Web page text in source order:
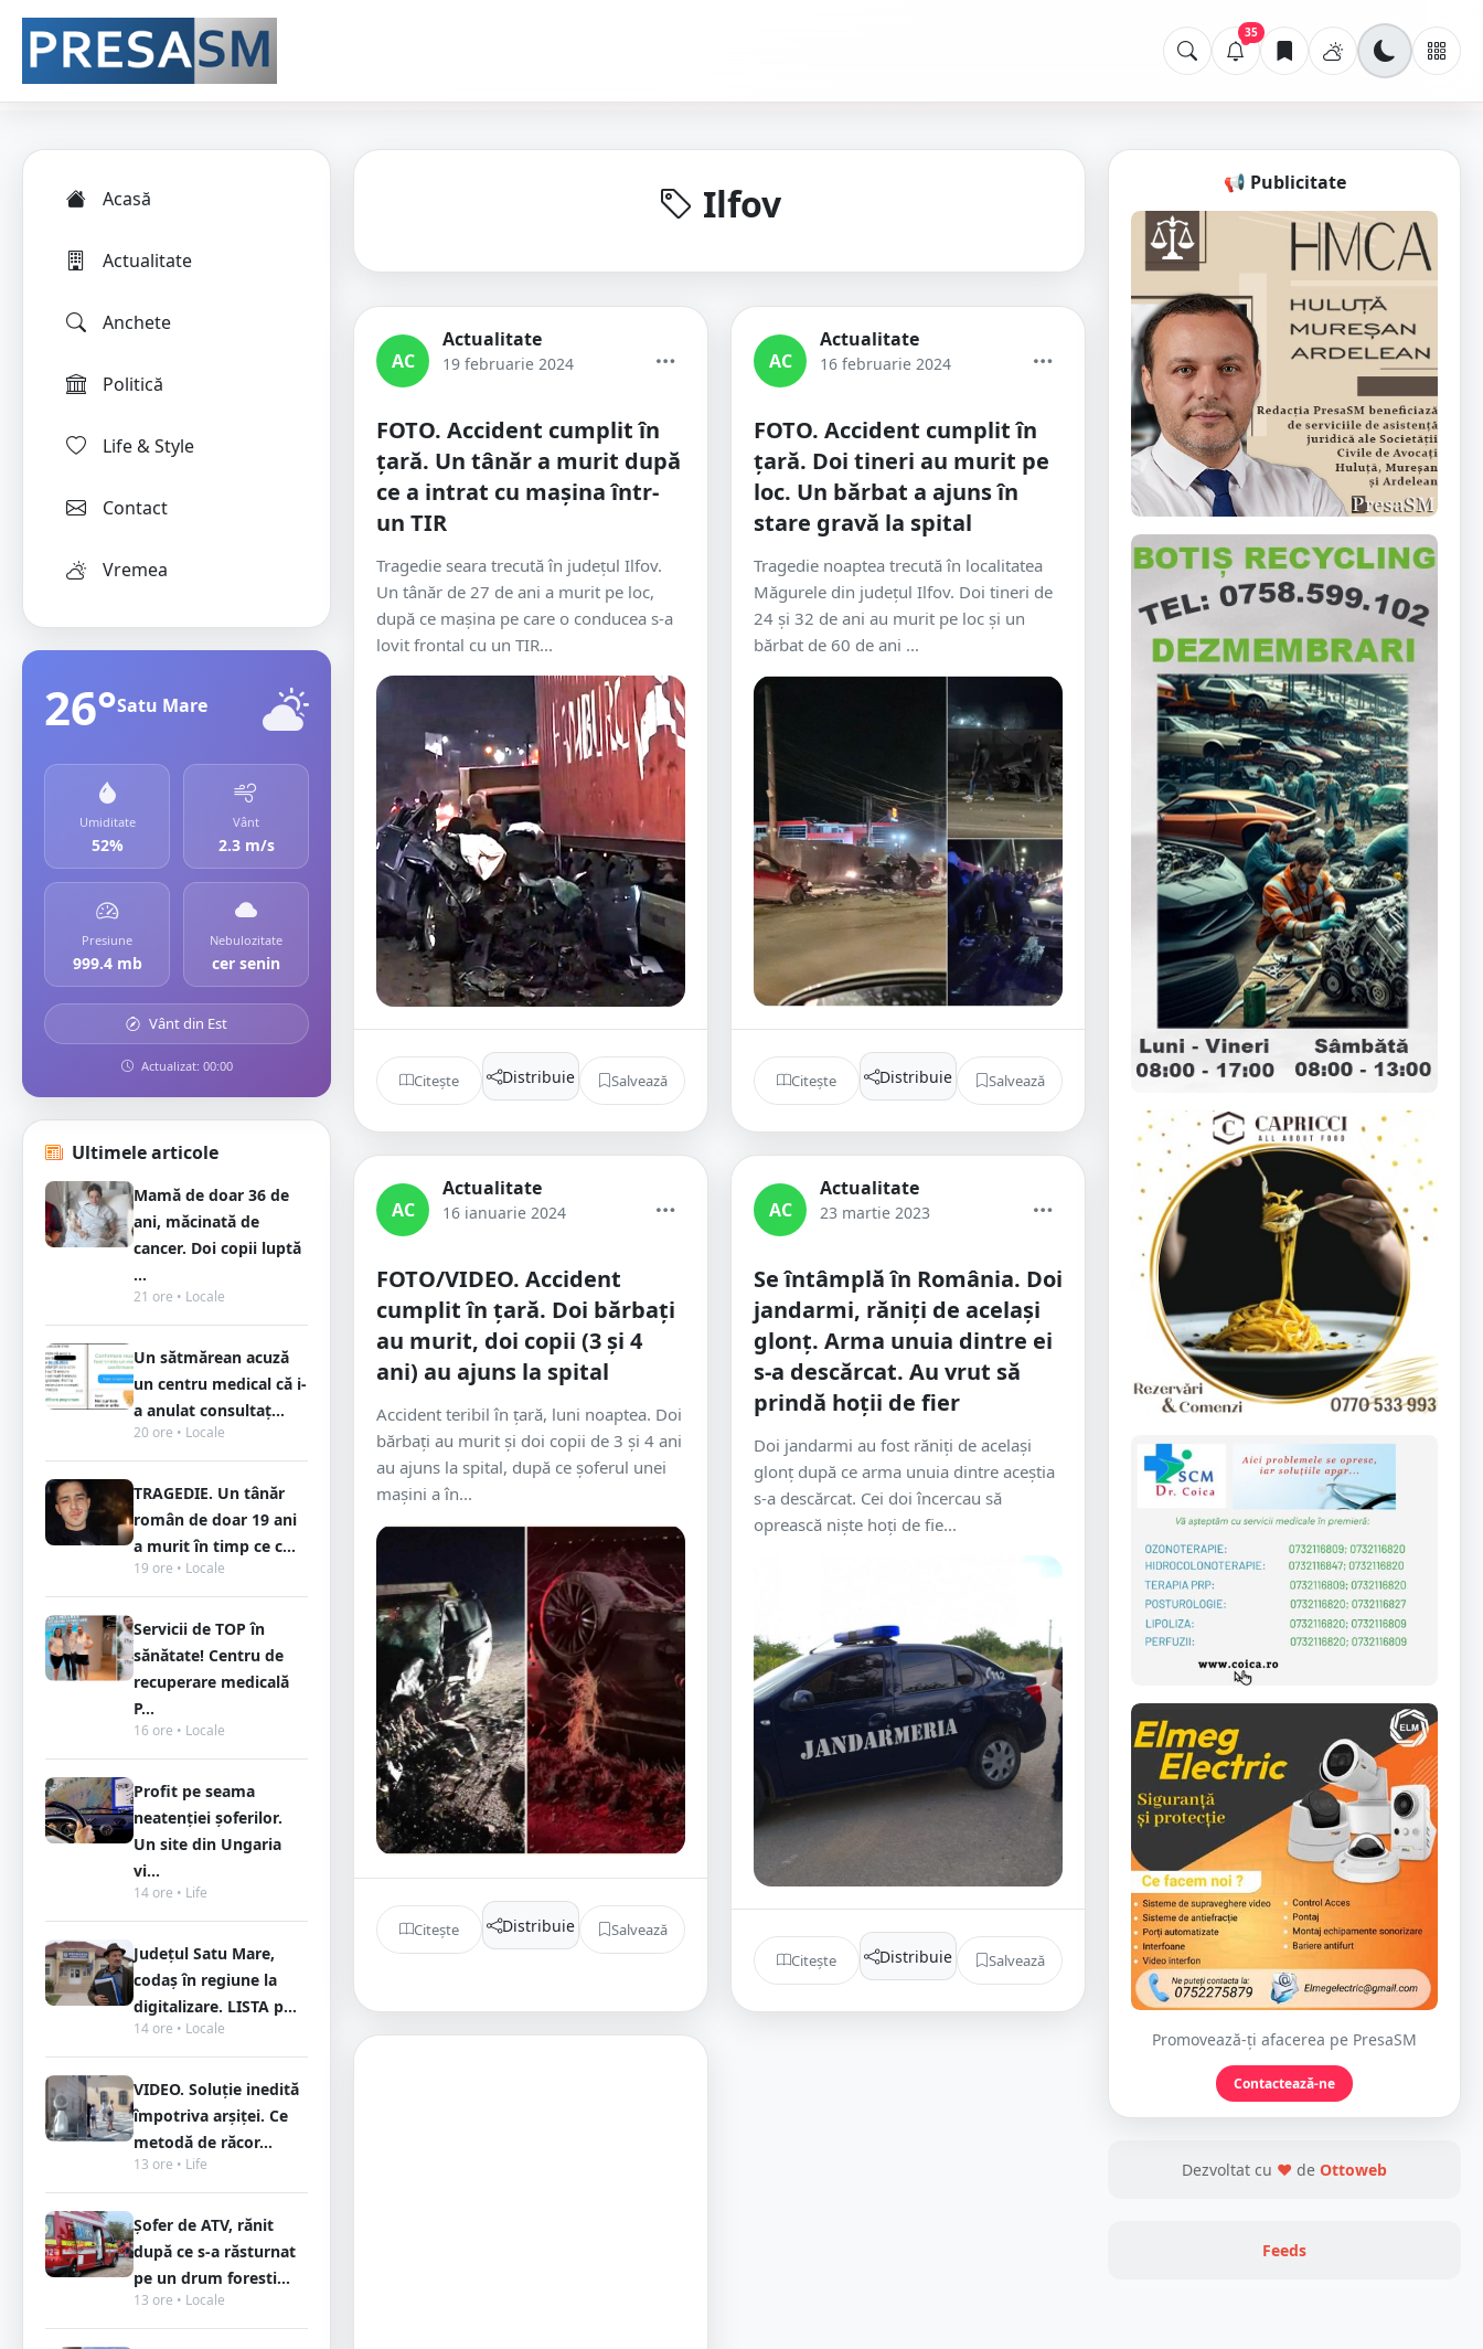
35
Acasă
Actualitate
Anchete
Politică
Life & Style
Contact
Vremea
26°Satu Mare
Umiditate
52%
Vânt
2.3 m/s
Presiune
999.4 mb
Nebulozitate
cer senin
Vânt din Est
Actualizat: 00:00
Ultimele articole
Mamă de doar 36 de
ani, măcinată de
cancer. Doi copii luptă
...
21 ore • Locale
Un sătmărean acuză
un centru medical că i-
a anulat consultaț...
20 ore • Locale
TRAGEDIE. Un tânăr
român de doar 19 ani
a murit în timp ce c...
19 ore • Locale
Servicii de TOP în
sănătate! Centru de
recuperare medicală
P...
16 ore • Locale
Profit pe seama
neatenției șoferilor.
Un site din Ungaria
vi...
14 ore • Life
Județul Satu Mare,
codaș în regiune la
digitalizare. LISTA p...
14 ore • Locale
VIDEO. Soluție inedită
împotriva arșiței. Ce
metodă de răcor...
13 ore • Life
Șofer de ATV, rănit
după ce s-a răsturnat
pe un drum foresti...
13 ore • Locale
Ilfov
AC
Actualitate
19 februarie 2024
FOTO. Accident cumplit în
țară. Un tânăr a murit după
ce a intrat cu mașina într-
un TIR
Tragedie seara trecută în judeţul Ilfov.
Un tânăr de 27 de ani a murit pe loc,
după ce maşina pe care o conducea s-a
lovit frontal cu un TIR...
Citește Distribuie Salvează
AC
Actualitate
16 februarie 2024
FOTO. Accident cumplit în
țară. Doi tineri au murit pe
loc. Un bărbat a ajuns în
stare gravă la spital
Tragedie noaptea trecută în localitatea
Măgurele din județul Ilfov. Doi tineri de
24 și 32 de ani au murit pe loc și un
bărbat de 60 de ani ...
Citește Distribuie Salvează
AC
Actualitate
16 ianuarie 2024
FOTO/VIDEO. Accident
cumplit în țară. Doi bărbați
au murit, doi copii (3 și 4
ani) au ajuns la spital
Accident teribil în țară, luni noaptea. Doi
bărbați au murit și doi copii de 3 și 4 ani
au ajuns la spital, după ce șoferul unei
mașini a în...
Citește Distribuie Salvează
AC
Actualitate
23 martie 2023
Se întâmplă în România. Doi
jandarmi, răniți de același
glonț. Arma unuia dintre ei
s-a descărcat. Au vrut să
prindă hoții de fier
Doi jandarmi au fost răniți de același
glonț după ce arma unuia dintre aceștia
s-a descărcat. Cei doi încercau să
oprească niște hoți de fie...
Citește Distribuie Salvează
📢 Publicitate
Promovează-ți afacerea pe PresaSM
Contactează-ne
Dezvoltat cu ❤ de Ottoweb
Feeds